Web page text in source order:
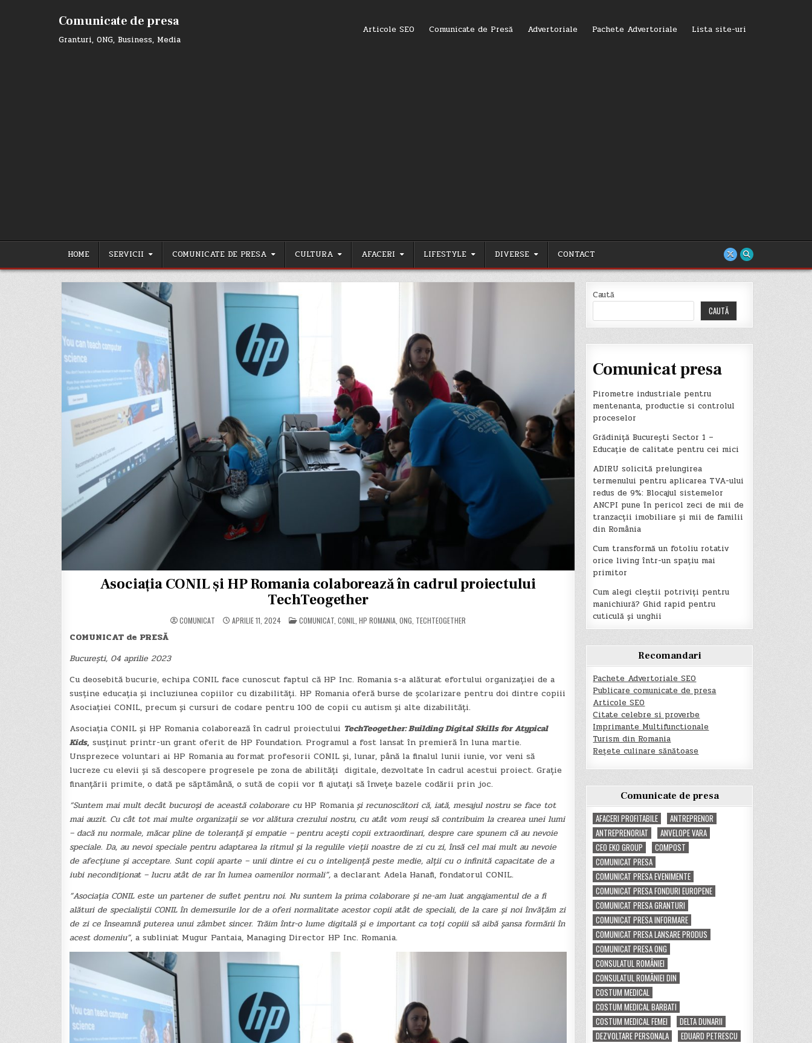
Comunicate de presa
Granturi, ONG, Business, Media
Articole SEO Comunicate de Presă Advertoriale Pachete Advertoriale Lista site-uri
HOME SERVICII COMUNICATE DE PRESA CULTURA AFACERI LIFESTYLE DIVERSE CONTACT
Asociația CONIL și HP Romania colaborează în cadrul proiectului
TechTeogether
COMUNICAT APRILIE 11, 2024 POSTED
IN
COMUNICAT, CONIL HP ROMANIA, ONG TECHTEOGETHER
COMUNICAT de PRESĂ
București, 04 aprilie 2023
Cu deosebită bucurie, echipa CONIL face cunoscut faptul că HP Inc. Romanias-a alăturat efortului organizației de a
susține educația și incluziunea copiilor cu dizabilități. HP Romania oferă burse de școlarizare pentru doi dintre copiii
Asociației CONIL, precum și cursuri de codare pentru 100 de copii cu autism și alte dizabilități.
Asociația CONIL și HP Romania colaborează în cadrul proiectului TechTeogether: Building Digital Skills for Atypical
Kids, susținut printr-un grant oferit de HP Foundation. Programul a fost lansat în premieră în luna martie.
Unsprezece voluntari ai HP Romaniaau format profesorii CONIL și, lunar, până la finalul lunii iunie, vor veni să
lucreze cu elevii și să descopere progresele pe zona de abilități digitale, dezvoltate în cadrul acestui proiect. Grație
finanțării primite, o dată pe săptămână, o sută de copii vor fi ajutați să învețe bazele codării prin joc.
“Suntem mai mult decât bucuroși de această colaborare cu HP Romaniași recunoscători că, iată, mesajul nostru se face tot
mai auzit. Cu cât tot mai multe organizații se vor alătura crezului nostru, cu atât vom reuși să contribuim la crearea unei lumi
– dacă nu normale, măcar pline de toleranță și empatie – pentru acești copii extraordinari, despre care spunem că au nevoie
speciale. Da, au nevoi speciale pentru adaptarea la ritmul și la regulile vieții noastre de zi cu zi, însă cel mai mult au nevoie
de afecțiune și acceptare. Sunt copii aparte – unii dintre ei cu o inteligență peste medie, alții cu o infinită capacitate de a
iubi necondiționat – lucru atât de rar în lumea oamenilor normali”, a declarant Adela Hanafi, fondatorul CONIL.
”Asociația CONIL este un partener de suflet pentru noi. Nu suntem la prima colaborare și ne-am luat angajamentul de a fi
alături de specialiștii CONIL în demersurile lor de a oferi normalitate acestor copii atât de speciali, de la care și noi învățăm zi
de zi ce înseamnă puterea unui zâmbet sincer. Trăim într-o lume digitală și e important ca toți copiii să aibă șansa formării în
acest domeniu”, a subliniat Mugur Pantaia, Managing Director HP Inc. Romania.
Caută
CAUTĂ
Comunicat presa
Pirometre industriale pentru
mentenanta, productie si controlul
proceselor
Grădiniță București Sector 1 –
Educație de calitate pentru cei mici
ADIRU solicită prelungirea
termenului pentru aplicarea TVA-ului
redus de 9%: Blocajul sistemelor
ANCPI pune în pericol zeci de mii de
tranzacții imobiliare și mii de familii
din România
Cum transformă un fotoliu rotativ
orice living într-un spațiu mai
primitor
Cum alegi cleștii potriviți pentru
manichiură? Ghid rapid pentru
cuticulă și unghii
Recomandari
Pachete Advertoriale SEO
Publicare comunicate de presa
Articole SEO
Citate celebre si proverbe
Imprimante Multifunctionale
Turism din Romania
Rețete culinare sănătoase
Comunicate de presa
AFACERI PROFITABILE
ANTREPRENOR
ANTREPRENORIAT
ANVELOPE VARA
CEO EKO GROUP
COMPOST
COMUNICAT PRESA
COMUNICAT PRESA EVENIMENTE
COMUNICAT PRESA FONDURI EUROPENE
COMUNICAT PRESA GRANTURI
COMUNICAT PRESA INFORMARE
COMUNICAT PRESA LANSARE PRODUS
COMUNICAT PRESA ONG
CONSULATUL ROMÂNIEI
CONSULATUL ROMÂNIEI DIN
COSTUM MEDICAL
COSTUM MEDICAL BARBATI
COSTUM MEDICAL FEMEI
DELTA DUNARII
DEZVOLTARE PERSONALA
EDUARD PETRESCU